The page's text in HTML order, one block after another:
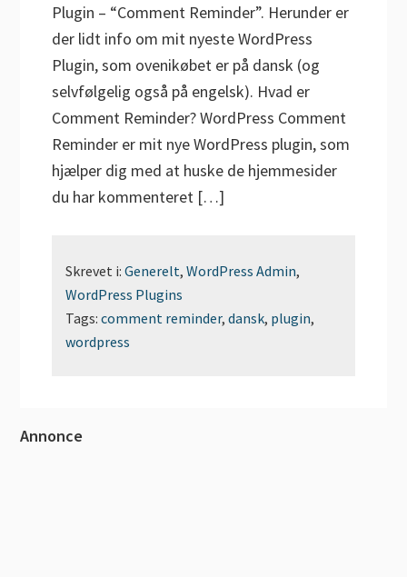
Plugin – “Comment Reminder”. Herunder er
der lidt info om mit nyeste WordPress
Plugin, som ovenikøbet er på dansk (og
selvfølgelig også på engelsk). Hvad er
Comment Reminder? WordPress Comment
Reminder er mit nye WordPress plugin, som
hjælper dig med at huske de hjemmesider
du har kommenteret […]
Skrevet i:Generelt,WordPress Admin,
WordPress Plugins
Tags:comment reminder,dansk, plugin,
wordpress
Primær
Annonce